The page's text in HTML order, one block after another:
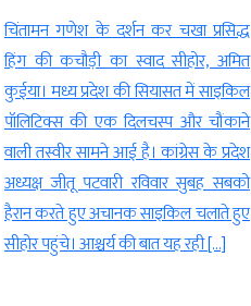
चिंतामन गणेश के दर्शन कर चखा प्रसिद्ध
हिंग की कचौड़ी का स्वाद सीहोर, अमित
कुईया। मध्य प्रदेश की सियासत में साइकिल
पॉलिटिक्स की एक दिलचस्प और चौंकाने
वाली तस्वीर सामने आई है। कांग्रेस के प्रदेश
अध्यक्ष जीतू पटवारी रविवार सुबह सबको
हैरान करते हुए अचानक साइकिल चलाते हुए
सीहोर पहुंचे। आश्चर्य की बात यह रही […]